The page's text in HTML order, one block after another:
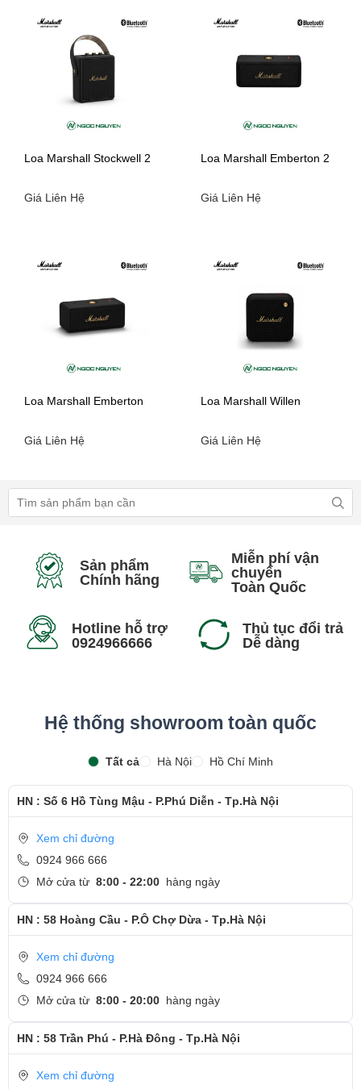
Loa Marshall Stockwell 2
Giá Liên Hệ
Loa Marshall Emberton 2
Giá Liên Hệ
Loa Marshall Emberton
Giá Liên Hệ
Loa Marshall Willen
Giá Liên Hệ
Sản phẩm
Chính hãng
Miễn phí vận
chuyển
Toàn Quốc
Hotline hỗ trợ
0924966666
Thủ tục đổi trả
Dễ dàng
Hệ thống showroom toàn quốc
Tất cả Hà Nội Hồ Chí Minh
HN : Số 6 Hồ Tùng Mậu - P.Phú Diễn - Tp.Hà Nội
Xem chỉ đường
0924 966 666
Mở cửa từ 8:00 - 22:00 hàng ngày
HN : 58 Hoàng Cầu - P.Ô Chợ Dừa - Tp.Hà Nội
Xem chỉ đường
0924 966 666
Mở cửa từ 8:00 - 20:00 hàng ngày
HN : 58 Trần Phú - P.Hà Đông - Tp.Hà Nội
Xem chỉ đường